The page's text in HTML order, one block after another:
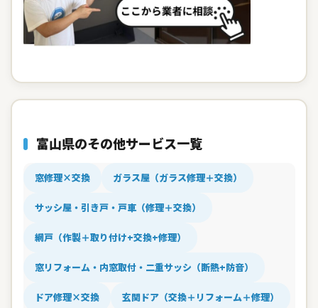
富山県のその他サービス一覧
窓修理×交換 ガラス屋（ガラス修理＋交換）
サッシ屋・引き戸・戸車（修理＋交換）
網戸（作製＋取り付け+交換+修理）
窓リフォーム・内窓取付・二重サッシ（断熱+防音）
ドア修理×交換 玄関ドア（交換＋リフォーム＋修理）